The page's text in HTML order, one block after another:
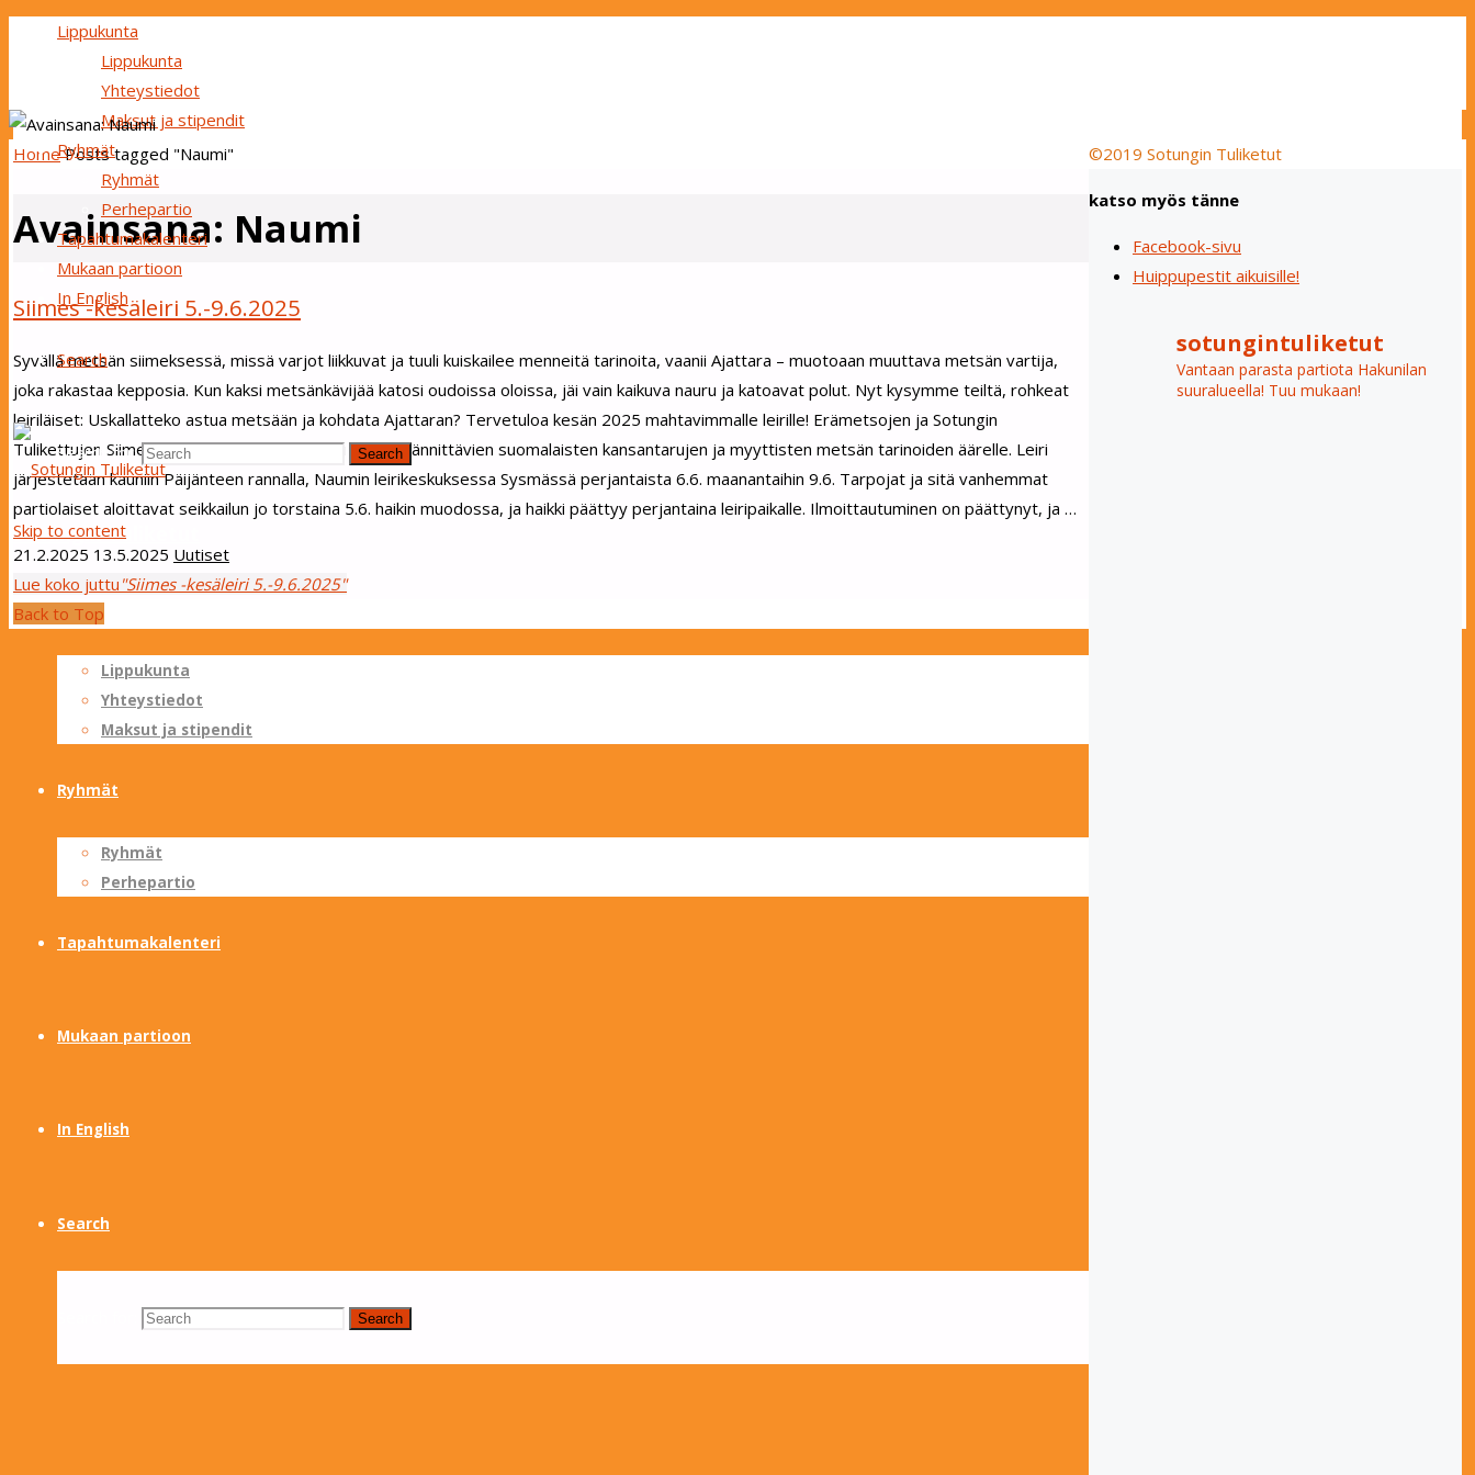
Lippukunta
Lippukunta
Yhteystiedot
Maksut ja stipendit
Ryhmät
Ryhmät
Perhepartio
Tapahtumakalenteri
Mukaan partioon
In English
Search
Search for: Search
Sotungin Tuliketut
Skip to content
Lippukunta
Lippukunta
Yhteystiedot
Maksut ja stipendit
Ryhmät
Ryhmät
Perhepartio
Tapahtumakalenteri
Mukaan partioon
In English
Search
Search
Home Posts tagged "Naumi"
Avainsana: Naumi
Siimes -kesäleiri 5.-9.6.2025
Syvällä metsän siimeksessä, missä varjot liikkuvat ja tuuli kuiskailee menneitä tarinoita, vaanii Ajattara – muotoaan muuttava metsän vartija,
joka rakastaa kepposia. Kun kaksi metsänkävijää katosi oudoissa oloissa, jäi vain kaikuva nauru ja katoavat polut. Nyt kysymme teiltä, rohkeat
leiriläiset: Uskallatteko astua metsään ja kohdata Ajattaran? Tervetuloa kesän 2025 mahtavimmalle leirille! Erämetsojen ja Sotungin
Tulikettujen Siimes -kesäleiri vie meidät ensi kesänä jännittävien suomalaisten kansantarujen ja myyttisten metsän tarinoiden äärelle. Leiri
järjestetään kauniin Päijänteen rannalla, Naumin leirikeskuksessa Sysmässä perjantaista 6.6. maanantaihin 9.6. Tarpojat ja sitä vanhemmat
partiolaiset aloittavat seikkailun jo torstaina 5.6. haikin muodossa, ja haikki päättyy perjantaina leiripaikalle. Ilmoittautuminen on päättynyt, ja …
21.2.2025 13.5.2025 Uutiset
Lue koko juttu "Siimes -kesäleiri 5.-9.6.2025"
katso myös tänne
Facebook-sivu
Huippupestit aikuisille!
sotungintuliketut
Vantaan parasta partiota Hakunilan
suuralueella! Tuu mukaan!
©2019 Sotungin Tuliketut
Back to Top